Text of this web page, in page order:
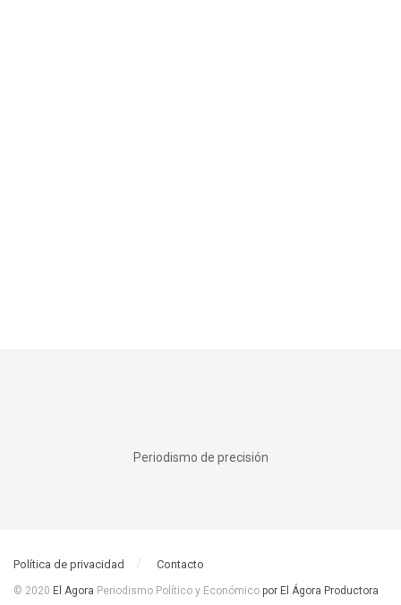
Periodismo de precisión
Política de privacidad Contacto
© 2020 El Agora Periodismo Político y Económico por El Ágora Productora